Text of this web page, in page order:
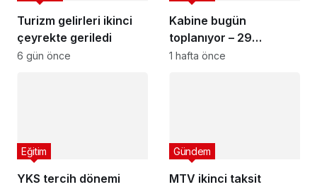
Turizm gelirleri ikinci
çeyrekte geriledi
6 gün önce
Kabine bugün
toplanıyor – 29
Temmuz 2026
1 hafta önce
YKS tercih dönemi
Eğitim
MTV ikinci taksit
Gündem